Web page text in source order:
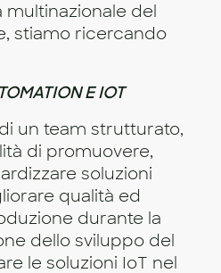
multinazionale del
stiamo ricercando
E IOT
un team strutturato,
di promuovere,
soluzioni
qualità ed
durante la
dello sviluppo del
le soluzioni IoT nel